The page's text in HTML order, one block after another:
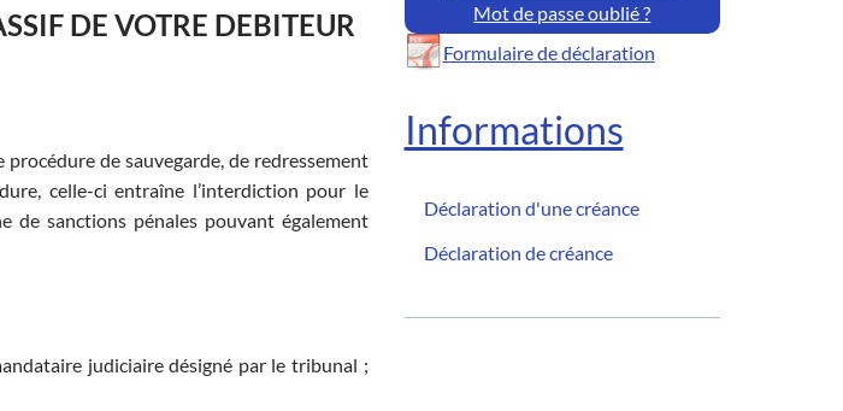
Mot de passe oublié ?
Formulaire de déclaration
Informations
Déclaration d'une créance
Déclaration de créance
DE VOTRE DEBITEUR
de sauvegarde, de redressement
celle-ci entraîne l’interdiction pour le
de sanctions pénales pouvant également
judiciaire désigné par le tribunal ;